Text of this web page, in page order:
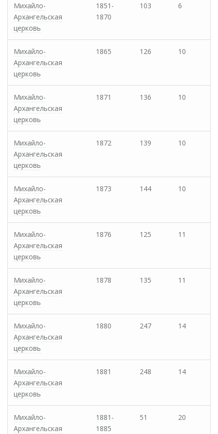
Михайло-
Архангельская
церковь
1851-
1870
103 6
Михайло-
Архангельская
церковь
1865 126 10
Михайло-
Архангельская
церковь
1871 136 10
Михайло-
Архангельская
церковь
1872 139 10
Михайло-
Архангельская
церковь
1873 144 10
Михайло-
Архангельская
церковь
1876 125 11
Михайло-
Архангельская
церковь
1878 135 11
Михайло-
Архангельская
церковь
1880 247 14
Михайло-
Архангельская
церковь
1881 248 14
Михайло-
Архангельская
1881-
1885
51 20